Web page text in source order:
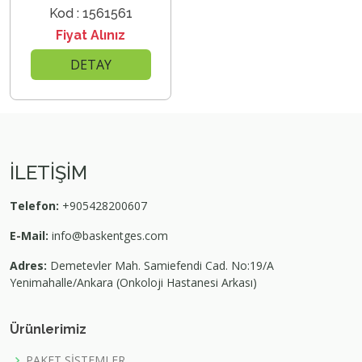
Kod : 1561561
Fiyat Alınız
DETAY
İLETİŞİM
Telefon: +905428200607
E-Mail: info@baskentges.com
Adres: Demetevler Mah. Samiefendi Cad. No:19/A
Yenimahalle/Ankara (Onkoloji Hastanesi Arkası)
Ürünlerimiz